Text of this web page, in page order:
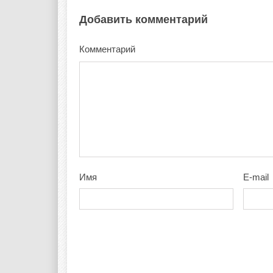
Добавить комментарий
Комментарий
Имя E-mail